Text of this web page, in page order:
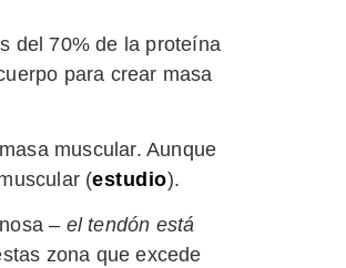
del 70% de la proteína
para crear masa
muscular. Aunque
(estudio).
– el tendón está
zona que excede